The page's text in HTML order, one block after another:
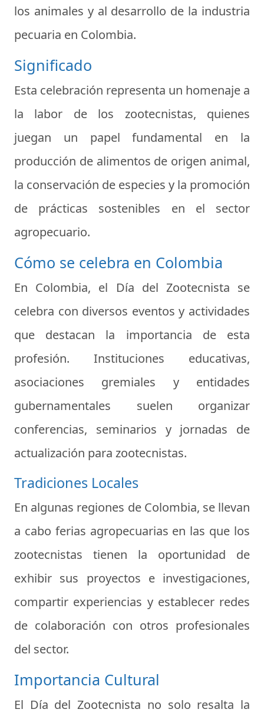
los animales y al desarrollo de la industria
pecuaria en Colombia.
Significado
Esta celebración representa un homenaje a
la labor de los zootecnistas, quienes
juegan un papel fundamental en la
producción de alimentos de origen animal,
la conservación de especies y la promoción
de prácticas sostenibles en el sector
agropecuario.
Cómo se celebra en Colombia
En Colombia, el Día del Zootecnista se
celebra con diversos eventos y actividades
que destacan la importancia de esta
profesión. Instituciones educativas,
asociaciones gremiales y entidades
gubernamentales suelen organizar
conferencias, seminarios y jornadas de
actualización para zootecnistas.
Tradiciones Locales
En algunas regiones de Colombia, se llevan
a cabo ferias agropecuarias en las que los
zootecnistas tienen la oportunidad de
exhibir sus proyectos e investigaciones,
compartir experiencias y establecer redes
de colaboración con otros profesionales
del sector.
Importancia Cultural
El Día del Zootecnista no solo resalta la